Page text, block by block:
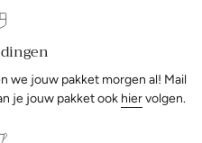
we jouw pakket morgen al! Mail
je jouw pakket ook hiervolgen.